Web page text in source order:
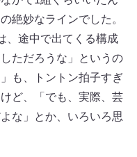
絶妙なラインでした。
、途中で出てくる構成
ただろうな」というの
も、トントン拍子すぎ
ど、「でも、実際、芸
な」とか、いろいろ思